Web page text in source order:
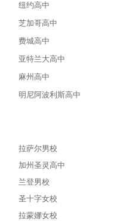
纽约高中
芝加哥高中
费城高中
亚特兰大高中
麻州高中
明尼阿波利斯高中
拉萨尔男校
加州圣灵高中
兰登男校
圣十字女校
拉蒙娜女校